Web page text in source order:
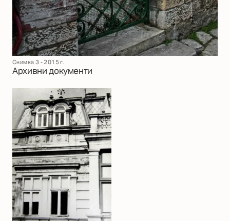
Снимка 3 - 2015 г.
Архивни документи